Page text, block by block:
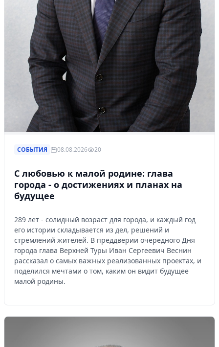
СОБЫТИЯ 08.08.2026 20
С любовью к малой родине: глава
города - о достижениях и планах на
будущее
289 лет - солидный возраст для города, и каждый год
его истории складывается из дел, решений и
стремлений жителей. В преддверии очередного Дня
города глава Верхней Туры Иван Сергеевич Веснин
рассказал о самых важных реализованных проектах, и
поделился мечтами о том, каким он видит будущее
малой родины.